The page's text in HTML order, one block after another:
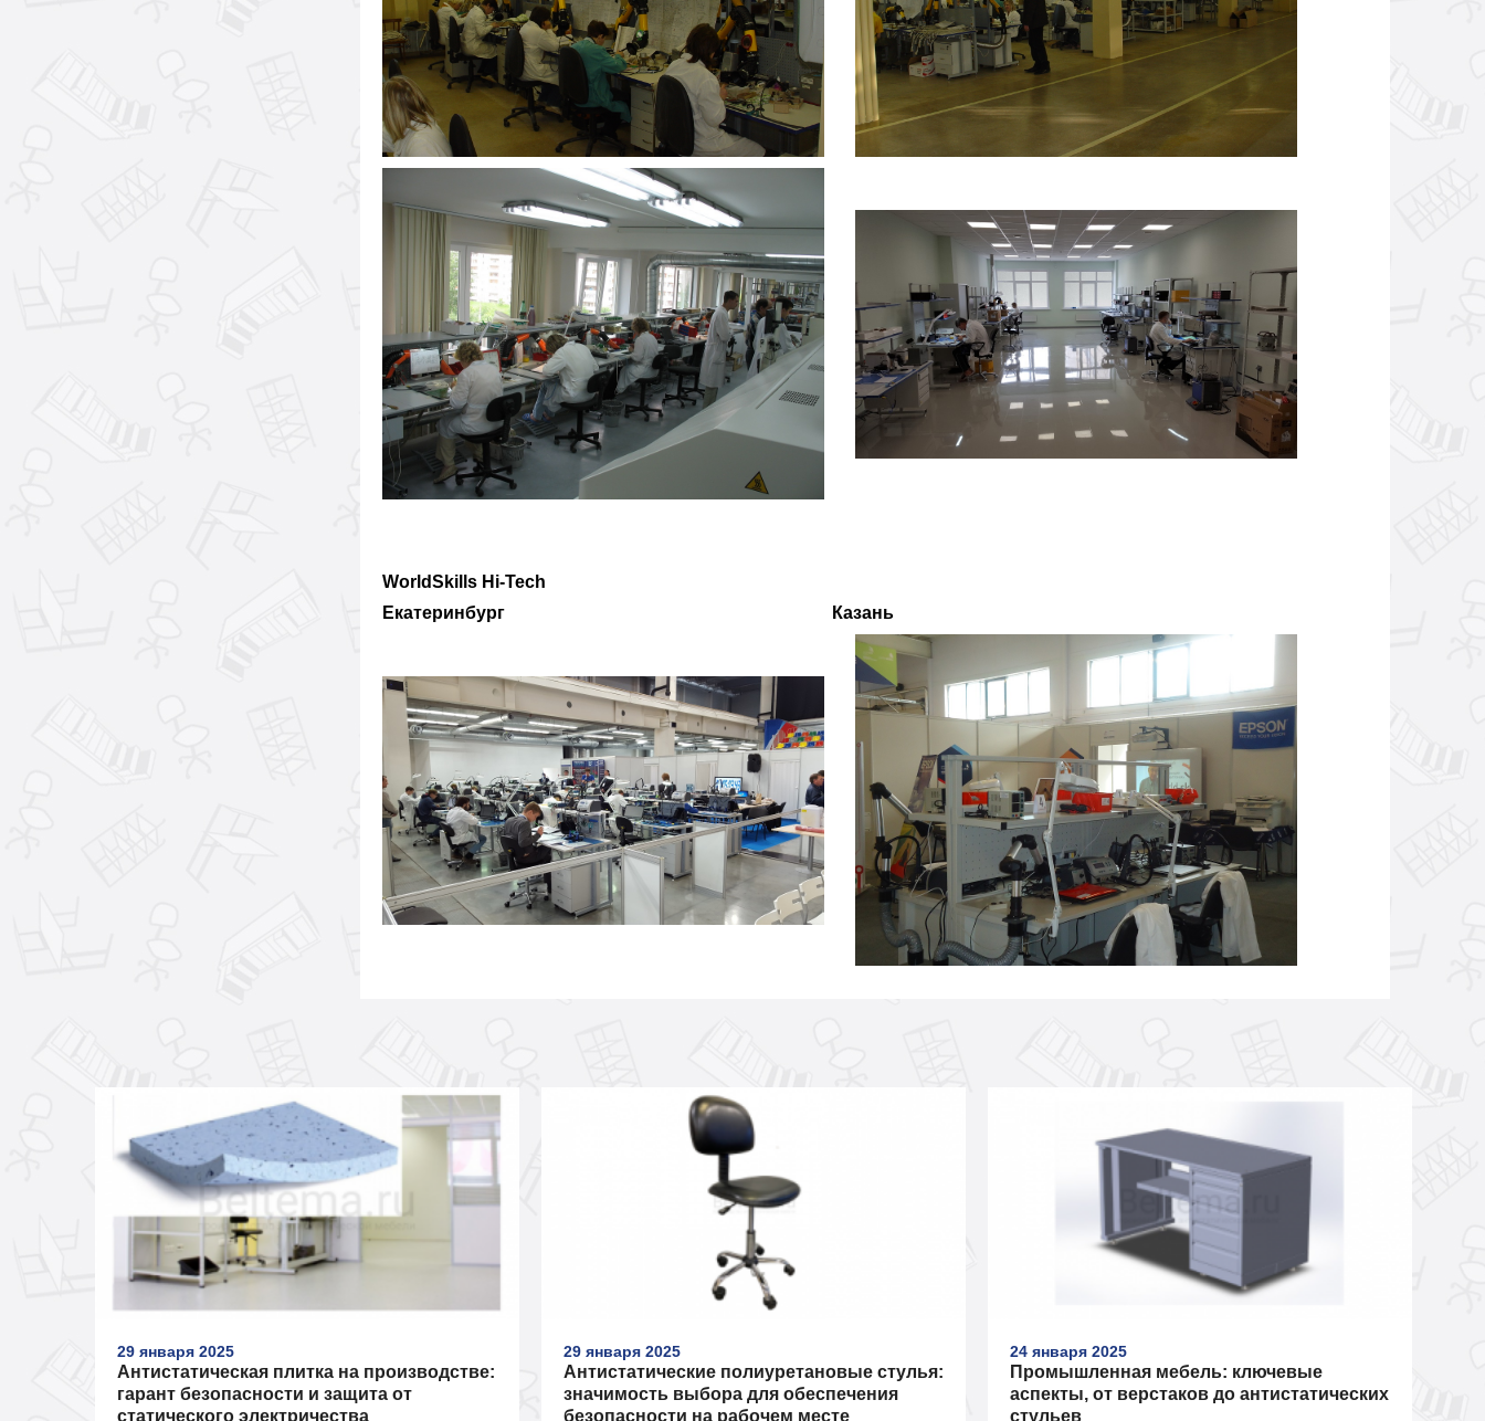
WorldSkills Hi-Tech
Екатеринбург Казань
29 января 2025
Антистатическая плитка на производстве:
гарант безопасности и защита от
статического электричества
29 января 2025
Антистатические полиуретановые стулья:
значимость выбора для обеспечения
безопасности на рабочем месте
24 января 2025
Промышленная мебель: ключевые
аспекты, от верстаков до антистатических
стульев